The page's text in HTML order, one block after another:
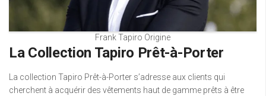
Frank Tapiro Origine
La Collection Tapiro Prêt-à-Porter
La collection Tapiro Prêt-à-Porter s’adresse aux clients qui
cherchent à acquérir des vêtements haut de gamme prêts à être